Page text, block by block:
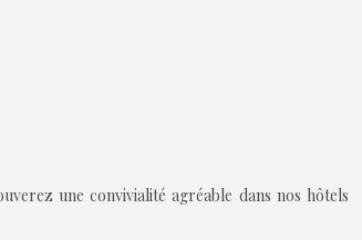
une convivialité agréable dans nos hôtels